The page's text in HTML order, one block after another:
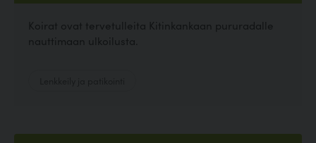
Koirat ovat tervetulleita Kitinkankaan pururadalle
nauttimaan ulkoilusta.